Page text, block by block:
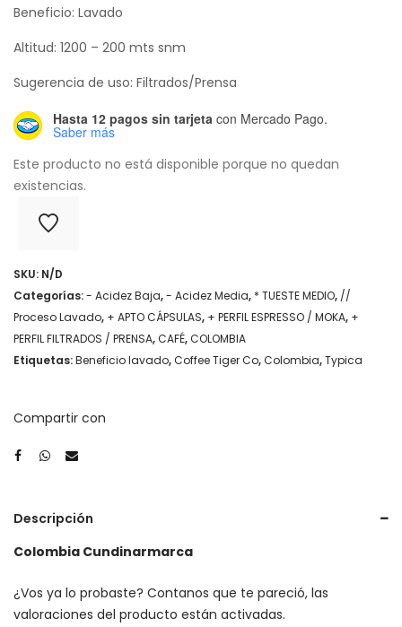
Beneficio: Lavado
Altitud: 1200 – 200 mts snm
Sugerencia de uso: Filtrados/Prensa
Hasta 12 pagos sin tarjeta con Mercado Pago.
Saber más
Este producto no está disponible porque no quedan
existencias.
SKU: N/D
Categorías:- Acidez Baja,- Acidez Media, * TUESTE MEDIO, //
Proceso Lavado, + APTO CÁPSULAS, + PERFIL ESPRESSO / MOKA, +
PERFIL FILTRADOS / PRENSA,CAFÉ,COLOMBIA
Etiquetas:Beneficio lavado,Coffee Tiger Co,Colombia,Typica
Compartir con
Descripción
Colombia Cundinarmarca
¿Vos ya lo probaste? Contanos que te pareció, las
valoraciones del producto están activadas.